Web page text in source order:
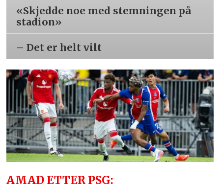
«Skjedde noe med stemningen på
stadion»
– Det er helt vilt
AMAD ETTER PSG: